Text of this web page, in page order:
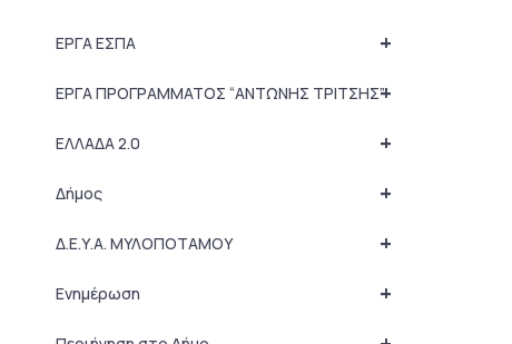
+
ΕΡΓΑ ΕΣΠΑ
+
ΕΡΓΑ ΠΡΟΓΡΑΜΜΑΤΟΣ “ΑΝΤΩΝΗΣ ΤΡΙΤΣΗΣ”
+
ΕΛΛΑΔΑ 2.0
+
Δήμος
+
Δ.Ε.Υ.Α. ΜΥΛΟΠΟΤΑΜΟΥ
+
Ενημέρωση